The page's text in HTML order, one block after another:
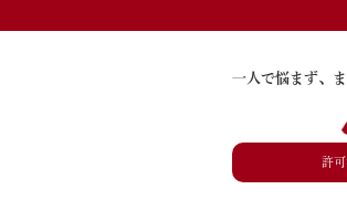
一人で悩まず、
許